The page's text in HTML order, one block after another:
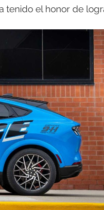
tenido el honor de